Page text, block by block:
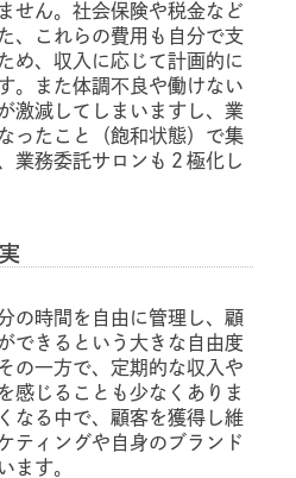
せん。社会保険や税金など
、これらの費用も自分で支
め、収入に応じて計画的に
。また体調不良や働けない
激減してしまいますし、業
ったこと（飽和状態）で集
業務委託サロンも２極化し
の時間を自由に管理し、顧
できるという大きな自由度
の一方で、定期的な収入や
感じることも少なくありま
なる中で、顧客を獲得し維
ティングや自身のブランド
ます。